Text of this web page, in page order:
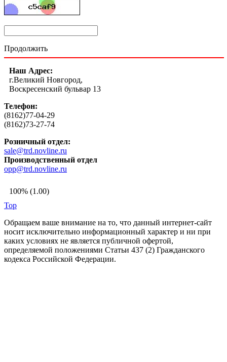
Продолжить
Наш Адрес:
г.Великий Новгород,
Воскресенский бульвар 13
Телефон:
(8162)77-04-29
(8162)73-27-74
Розничный отдел:
sale@trd.novline.ru
Производственный отдел
opp@trd.novline.ru
100% (1.00)
Top
Обращаем ваше внимание на то, что данный интернет-сайт
носит исключительно информационный характер и ни при
каких условиях не является публичной офертой,
определяемой положениями Статьи 437 (2) Гражданского
кодекса Российской Федерации.